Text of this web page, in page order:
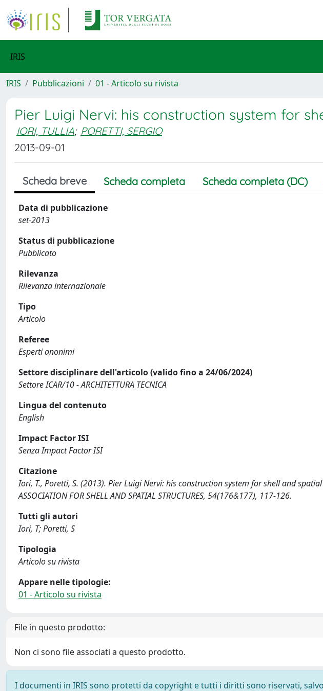
IRIS
IRIS Pubblicazioni 01 - Articolo su rivista
Pier Luigi Nervi: his construction system for
IORI, TULLIA; PORETTI, SERGIO
2013-09-01
Scheda breve Scheda completa Scheda completa (DC)
Data di pubblicazione
set-2013
Status di pubblicazione
Pubblicato
Rilevanza
Rilevanza internazionale
Tipo
Articolo
Referee
Esperti anonimi
Settore disciplinare dell'articolo (valido fino a 24/06/2024)
Settore ICAR/10 - ARCHITETTURA TECNICA
Lingua del contenuto
English
Impact Factor ISI
Senza Impact Factor ISI
Citazione
Iori, T., Poretti, S. (2013). Pier Luigi Nervi: his construction system for shell and spatial
ASSOCIATION FOR SHELL AND SPATIAL STRUCTURES, 54(176&177), 117-126.
Tutti gli autori
Iori, T; Poretti, S
Tipologia
Articolo su rivista
Appare nelle tipologie:
01 - Articolo su rivista
File in questo prodotto:
Non ci sono file associati a questo prodotto.
I documenti in IRIS sono protetti da copyright e tutti i diritti sono riservati,